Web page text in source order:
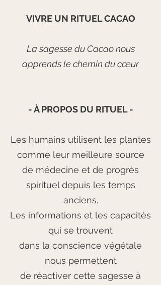
VIVRE UN RITUEL CACAO
La sagesse du Cacao nous
apprends le chemin du cœur
- À PROPOS DU RITUEL -
Les humains utilisent les plantes
comme leur meilleure source
de médecine et de progrès
spirituel depuis les temps
anciens.
Les informations et les capacités
qui se trouvent
dans la conscience végétale
nous permettent
de réactiver cette sagesse à